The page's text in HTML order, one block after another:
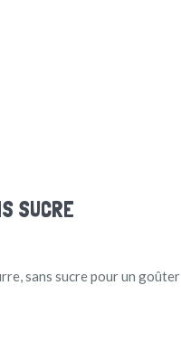
SUCRE
sans sucre pour un goûter